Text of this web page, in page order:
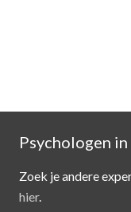
Psychologen
Zoek je andere
hier.